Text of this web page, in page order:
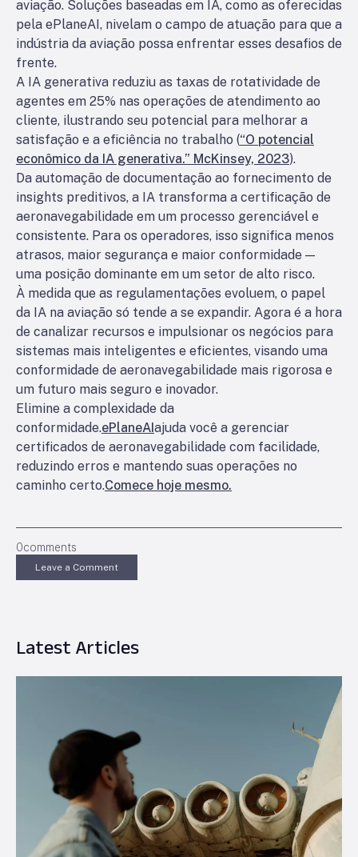
aviação. Soluções baseadas em IA, como as oferecidas
pela ePlaneAI, nivelam o campo de atuação para que a
indústria da aviação possa enfrentar esses desafios de
frente.
A IA generativa reduziu as taxas de rotatividade de
agentes em 25% nas operações de atendimento ao
cliente, ilustrando seu potencial para melhorar a
satisfação e a eficiência no trabalho (“O potencial
econômico da IA generativa.” McKinsey, 2023).
Da automação de documentação ao fornecimento de
insights preditivos, a IA transforma a certificação de
aeronavegabilidade em um processo gerenciável e
consistente. Para os operadores, isso significa menos
atrasos, maior segurança e maior conformidade —
uma posição dominante em um setor de alto risco.
À medida que as regulamentações evoluem, o papel
da IA na aviação só tende a se expandir. Agora é a hora
de canalizar recursos e impulsionar os negócios para
sistemas mais inteligentes e eficientes, visando uma
conformidade de aeronavegabilidade mais rigorosa e
um futuro mais seguro e inovador.
Elimine a complexidade da
conformidade.ePlaneAIajuda você a gerenciar
certificados de aeronavegabilidade com facilidade,
reduzindo erros e mantendo suas operações no
caminho certo.Comece hoje mesmo.
0comments
Leave a Comment
Latest Articles